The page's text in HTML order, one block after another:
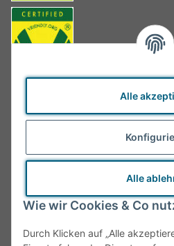
Alle
Alle
Wie wir Cookies & Co
Durch Klicken auf „Alle